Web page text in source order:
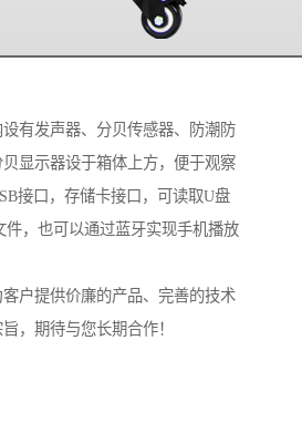
有发声器、分贝传感器、防潮防
显示器设于箱体上方，便于观察
接口，存储卡接口，可读取U盘
件，也可以通过蓝牙实现手机播放
户提供价廉的产品、完善的技术
，期待与您长期合作！